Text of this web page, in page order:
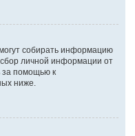
собирать информацию
личной информации от
за помощью к
ниже.